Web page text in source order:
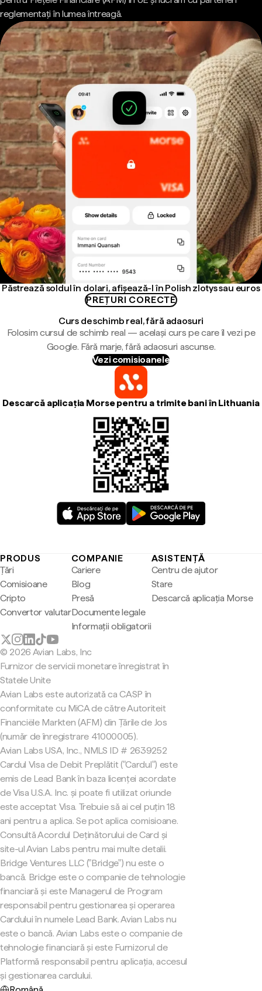
reglementați în lumea întreagă.
Păstrează soldul în dolari, afișează-l în Polish zlotys sau euros
PREȚURI CORECTE
Curs de schimb real, fără adaosuri
Folosim cursul de schimb real — același curs pe care îl vezi pe
Google. Fără marje, fără adaosuri ascunse.
Vezi comisioanele
Descarcă aplicația Morse pentru a trimite bani în Lithuania
PRODUS
Țări
Comisioane
Cripto
Convertor valutar
COMPANIE
Cariere
Blog
Presă
Documente legale
Informații obligatorii
ASISTENȚĂ
Centru de ajutor
Stare
Descarcă aplicația Morse
© 2026 Avian Labs, Inc
Furnizor de servicii monetare înregistrat în
Statele Unite
Avian Labs este autorizată ca CASP în
conformitate cu MiCA de către Autoriteit
Financiële Markten (AFM) din Țările de Jos
(număr de înregistrare 41000005).
Avian Labs USA, Inc., NMLS ID # 2639252
Cardul Visa de Debit Preplătit ("Cardul") este
emis de Lead Bank în baza licenței acordate
de Visa U.S.A. Inc. și poate fi utilizat oriunde
este acceptat Visa. Trebuie să ai cel puțin 18
ani pentru a aplica. Se pot aplica comisioane.
Consultă Acordul Deținătorului de Card și
site-ul Avian Labs pentru mai multe detalii.
Bridge Ventures LLC ("Bridge") nu este o
bancă. Bridge este o companie de tehnologie
financiară și este Managerul de Program
responsabil pentru gestionarea și operarea
Cardului în numele Lead Bank. Avian Labs nu
este o bancă. Avian Labs este o companie de
tehnologie financiară și este Furnizorul de
Platformă responsabil pentru aplicația, accesul
și gestionarea cardului.